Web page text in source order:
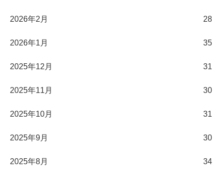
2026年2月 28
2026年1月 35
2025年12月 31
2025年11月 30
2025年10月 31
2025年9月 30
2025年8月 34